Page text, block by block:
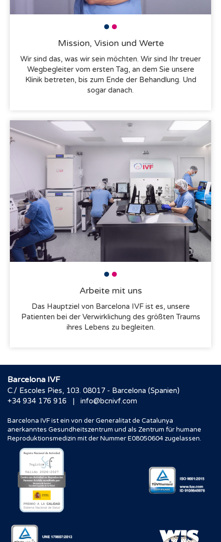
Mission, Vision und Werte
Wir sind das, was wir sein möchten. Wir sind Ihr treuer
Wegbegleiter vom ersten Tag, an dem Sie unsere
Klinik betreten, bis zum Ende der Behandlung. Und
sogar danach.
Arbeite mit uns
Das Hauptziel von Barcelona IVF ist es, unsere
Patienten bei der Verwirklichung des größten Traums
ihres Lebens zu begleiten.
Barcelona IVF
C./ Escoles Pies, 103. 08017 - Barcelona (Spanien)
+34 934 176 916
| info@bcnivf.com
Barcelona IVF ist ein von der Generalitat de Catalunya
anerkanntes Gesundheitszentrum und als Zentrum für humane
Reproduktionsmedizin mit der Nummer E08050604 zugelassen.